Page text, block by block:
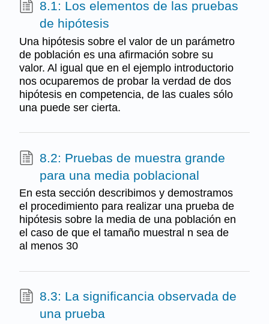
8.1: Los elementos de las pruebas
de hipótesis
Una hipótesis sobre el valor de un parámetro
de población es una afirmación sobre su
valor. Al igual que en el ejemplo introductorio
nos ocuparemos de probar la verdad de dos
hipótesis en competencia, de las cuales sólo
una puede ser cierta.
8.2: Pruebas de muestra grande
para una media poblacional
En esta sección describimos y demostramos
el procedimiento para realizar una prueba de
hipótesis sobre la media de una población en
el caso de que el tamaño muestral n sea de
al menos 30
8.3: La significancia observada de
una prueba